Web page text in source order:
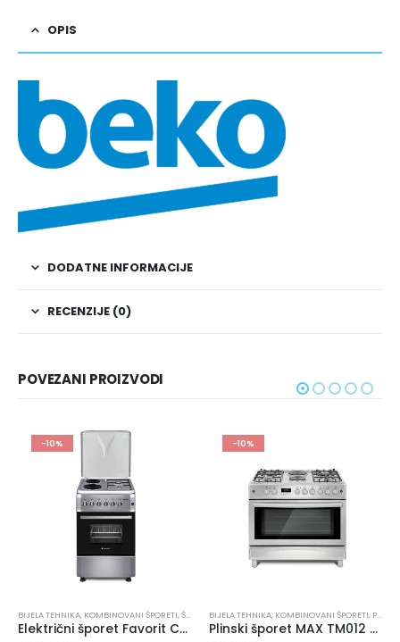
OPIS
DODATNE INFORMACIJE
RECENZIJE (0)
POVEZANI PROIZVODI
ŠPORETI,ŠPORETI
Električni šporet Favorit CC60-22SF
BIJELA TEHNIKA, KOMBINOVANI ŠPORETI,PLINSKI ŠPORETI ,ŠPORETI
Plinski šporet MAX TM012 P90X60IN4G4+2E
BIJELA TEHNIKA, BRENDOVI,